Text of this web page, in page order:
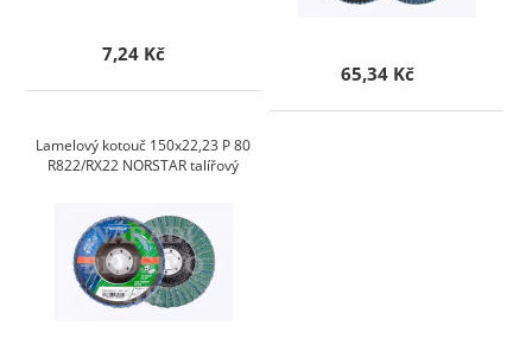
7,24 Kč
65,34 Kč
Lamelový kotouč 150x22,23 P 80
R822/RX22 NORSTAR talířový